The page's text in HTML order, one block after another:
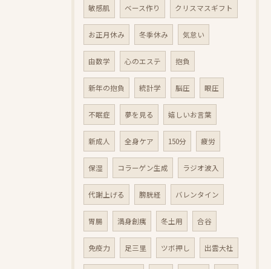
敏感肌 ベース作り クリスマスギフト
お正月休み 冬季休み 気怠い
由数学 心のエステ 抱負
新年の抱負 統計学 脳圧 眼圧
不眠症 夢を見る 嬉しいお言葉
新成人 全身ケア 150分 疲労
保湿 コラーゲン生成 ラジオ波入
代謝上げる 膀胱経 バレンタイン
胃腸 満身創痍 冬土用 合谷
免疫力 足三里 ツボ押し 出雲大社